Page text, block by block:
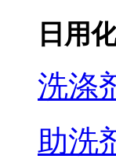
日用
洗涤
助洗